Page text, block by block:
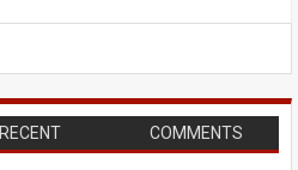
RECENT COMMENTS